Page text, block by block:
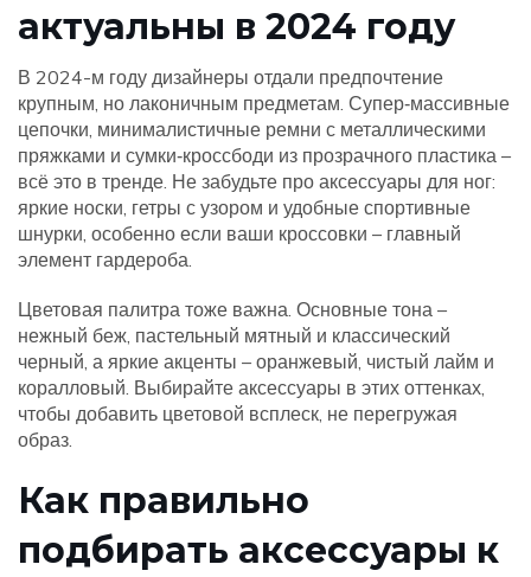
актуальны в 2024 году
В 2024-м году дизайнеры отдали предпочтение
крупным, но лаконичным предметам. Супер‑массивные
цепочки, минималистичные ремни с металлическими
пряжками и сумки‑кроссбоди из прозрачного пластика –
всё это в тренде. Не забудьте про аксессуары для ног:
яркие носки, гетры с узором и удобные спортивные
шнурки, особенно если ваши кроссовки – главный
элемент гардероба.
Цветовая палитра тоже важна. Основные тона –
нежный беж, пастельный мятный и классический
черный, а яркие акценты – оранжевый, чистый лайм и
коралловый. Выбирайте аксессуары в этих оттенках,
чтобы добавить цветовой всплеск, не перегружая
образ.
Как правильно
подбирать аксессуары к